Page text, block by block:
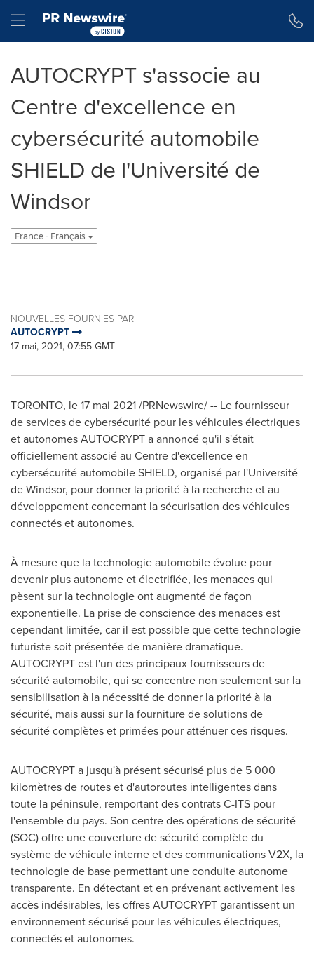
Hamburger menu
AUTOCRYPT s'associe au
Centre d'excellence en
cybersécurité automobile
SHIELD de l'Université de
Windsor
France - Français
NOUVELLES FOURNIES PAR
AUTOCRYPT
17 mai, 2021, 07:55 GMT
TORONTO, le 17 mai 2021 /PRNewswire/ -- Le fournisseur
de services de cybersécurité pour les véhicules électriques
et autonomes AUTOCRYPT a annoncé qu'il s'était
officiellement associé au Centre d'excellence en
cybersécurité automobile SHIELD, organisé par l'Université
deWindsor, pour donner la priorité à la recherche et au
développement concernant la sécurisation des véhicules
connectés et autonomes.
À mesure que la technologie automobile évolue pour
devenir plus autonome et électrifiée, les menaces qui
pèsent sur la technologie ont augmenté de façon
exponentielle. La prise de conscience des menaces est
cependant limitée, car il est possible que cette technologie
futuriste soit présentée de manière dramatique.
AUTOCRYPT est l'un des principaux fournisseurs de
sécurité automobile, qui se concentre non seulement sur la
sensibilisation à la nécessité de donner la priorité à la
sécurité, mais aussi sur la fourniture de solutions de
sécurité complètes et primées pour atténuer ces risques.
AUTOCRYPT a jusqu'à présent sécurisé plus de 5 000
kilomètres de routes et d'autoroutes intelligentes dans
toute la péninsule, remportant des contrats C-ITS pour
l'ensemble du pays. Son centre des opérations de sécurité
(SOC) offre une couverture de sécurité complète du
système de véhicule interne et des communications V2X, la
technologie de base permettant une conduite autonome
transparente. En détectant et en prévenant activement les
accès indésirables, les offres AUTOCRYPT garantissent un
environnement sécurisé pour les véhicules électriques,
connectés et autonomes.